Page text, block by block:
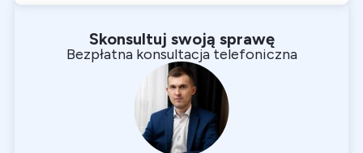
Skonsultuj swoją sprawę
Bezpłatna konsultacja telefoniczna